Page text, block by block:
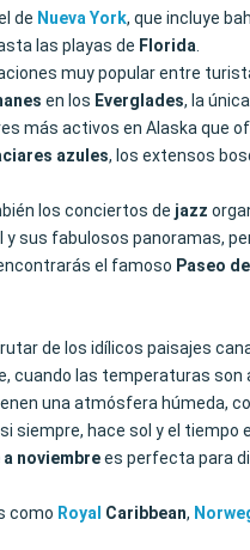
de Nueva York, que incluye
las playas de Florida
muy popular entre
en los Everglades, la
más activos en Alaska que
azules, los extensos
los conciertos de jazz
y sus fabulosos panoramas,
el famoso Paseo
de los idílicos paisajes
cuando las temperaturas
una atmósfera húmeda,
hace sol y el
noviembrees perfecta para
como Royal Caribbean,